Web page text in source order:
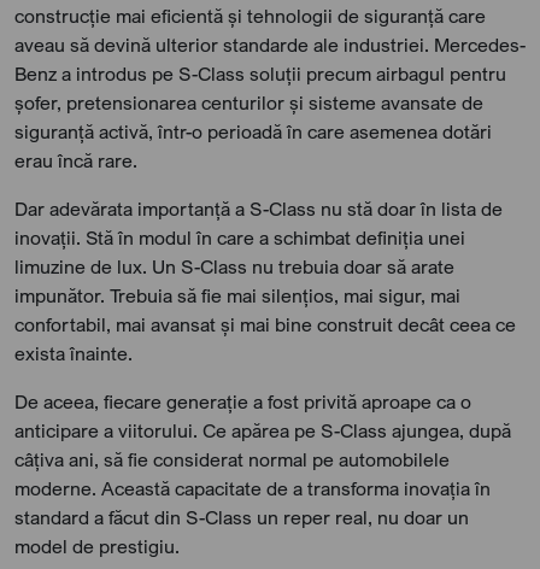
construcție mai eficientă și tehnologii de siguranță care
aveau să devină ulterior standarde ale industriei. Mercedes-
Benz a introdus pe S-Class soluții precum airbagul pentru
șofer, pretensionarea centurilor și sisteme avansate de
siguranță activă, într-o perioadă în care asemenea dotări
erau încă rare.
Dar adevărata importanță a S-Class nu stă doar în lista de
inovații. Stă în modul în care a schimbat definiția unei
limuzine de lux. Un S-Class nu trebuia doar să arate
impunător. Trebuia să fie mai silențios, mai sigur, mai
confortabil, mai avansat și mai bine construit decât ceea ce
exista înainte.
De aceea, fiecare generație a fost privită aproape ca o
anticipare a viitorului. Ce apărea pe S-Class ajungea, după
câțiva ani, să fie considerat normal pe automobilele
moderne. Această capacitate de a transforma inovația în
standard a făcut din S-Class un reper real, nu doar un
model de prestigiu.